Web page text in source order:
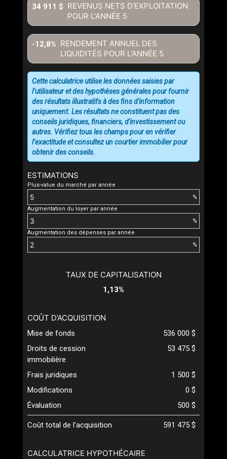
REVENUS NETS D'EXPLOITATION
POUR L'ANNÉE 5
34 911 $
RENDEMENT ANNUEL DES
LIQUIDITÉS POUR L'ANNÉE 5
-12,8%
ESTIMATIONS
Plus-value du marché par année
%
Augmentation du loyer par année
%
Augmentation des dépenses par année
%
Cette calculatrice utilise les données saisies par
l’utilisateur et des hypothèses générales pour fournir
des résultats illustratifs à des fins d'information
uniquement. Les résultats ne constituent pas des
conseils juridiques, financiers, d'investissement ou
autres. Vérifiez tous les champs pour en vérifier
l’exactitude et consultez un courtier immobilier pour
obtenir des conseils.
CALCULATRICE HYPOTHÉCAIRE
TAUX DE CAPITALISATION
1,13%
COÛT D’ACQUISITION
Mise de fonds
536 000 $
Droits de cession
immobilière
53 475 $
Frais juridiques
1 500 $
Modifications
0 $
Évaluation
500 $
Coût total de l’acquisition 591 475 $